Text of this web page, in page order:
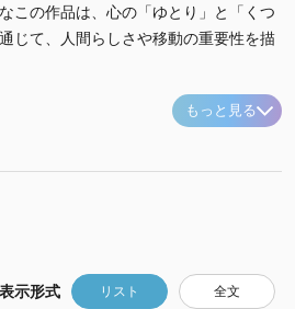
この作品は、心の「ゆとり」と「くつ
じて、人間らしさや移動の重要性を描
もっと見る
表示形式 リスト 全文